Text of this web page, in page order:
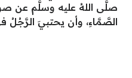
صلَّى اللهُ عليه وسلَّم عن
الصَّمَّاءِ، وأن يحتبيَ الرَّجُلُ